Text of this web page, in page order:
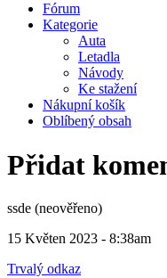
Fórum
Kategorie
Auta
Letadla
Návody
Ke stažení
Nákupní košík
Oblíbený obsah
Přidat
ssde (neověřeno)
15 Květen 2023 - 8:38am
Trvalý odkaz